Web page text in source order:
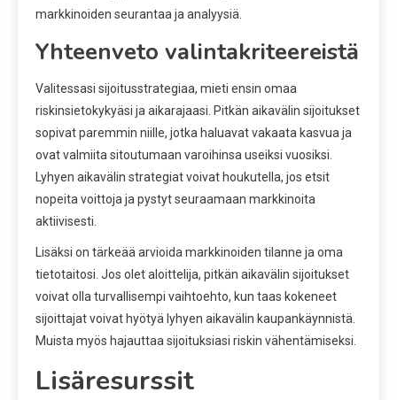
markkinoiden seurantaa ja analyysiä.
Yhteenveto valintakriteereistä
Valitessasi sijoitusstrategiaa, mieti ensin omaa
riskinsietokykyäsi ja aikarajaasi. Pitkän aikavälin sijoitukset
sopivat paremmin niille, jotka haluavat vakaata kasvua ja
ovat valmiita sitoutumaan varoihinsa useiksi vuosiksi.
Lyhyen aikavälin strategiat voivat houkutella, jos etsit
nopeita voittoja ja pystyt seuraamaan markkinoita
aktiivisesti.
Lisäksi on tärkeää arvioida markkinoiden tilanne ja oma
tietotaitosi. Jos olet aloittelija, pitkän aikavälin sijoitukset
voivat olla turvallisempi vaihtoehto, kun taas kokeneet
sijoittajat voivat hyötyä lyhyen aikavälin kaupankäynnistä.
Muista myös hajauttaa sijoituksiasi riskin vähentämiseksi.
Lisäresurssit